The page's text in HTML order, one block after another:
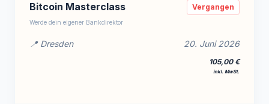
Bitcoin Masterclass
Werde dein eigener Bankdirektor
Vergangen
📍 Dresden 20. Juni 2026
105,00 €
inkl. MwSt.